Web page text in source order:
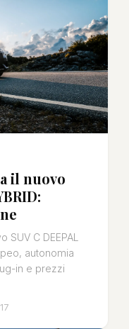
il nuovo
C DEEPAL
autonomia
in e prezzi